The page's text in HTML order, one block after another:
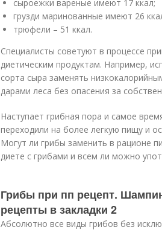
сыроежки вареные имеют 17 ккал;
грузди маринованные имеют 26
трюфели – 51 ккал.
Специалисты советуют в процессе
диетическим продуктам. Например,
сорта сыра заменять
дарами леса без опасения за
Наступает грибная пора и самое
переходили на более легкую пищу и
Могут ли грибы заменить в рационе
диете с грибами и всем ли можно
Грибы при пп рецепт.
рецепты в закладки 2
Абсолютно все виды грибов без